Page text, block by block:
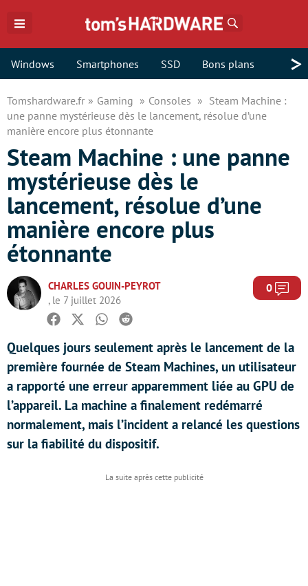
Windows Smartphones SSD Bons plans >
Tomshardware.fr Gaming Consoles
Steam Machine :
une panne mystérieuse dès le lancement, résolue d’une
manière encore plus étonnante
Steam Machine : une panne
mystérieuse dès le
lancement, résolue d’une
manière encore plus
étonnante
CHARLES GOUIN-PEYROT
, le 7 juillet 2026
0
Facebook
TwitterWhatsapp
Reddit
Quelques jours seulement après le lancement de la
première fournée de Steam Machines, un utilisateur
a rapporté une erreur apparemment liée au GPU de
l’appareil. La machine a finalement redémarré
normalement, mais l’incident a relancé les questions
sur la fiabilité du dispositif.